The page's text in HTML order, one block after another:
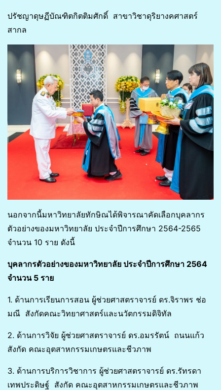
ปรัชญาดุษฏีบัณฑิตกิตติมศักดิ์ สาขาวิชาดุริยางคศาสตร์
สากล
นอกจากนี้มหาวิทยาลัยทักษิณได้พิจารณาคัดเลือกบุคลากร
ตัวอย่างของมหาวิทยาลัย ประจำปีการศึกษา 2564-2565
จำนวน 10 ราย ดังนี้
บุคลากรตัวอย่างของมหาวิทยาลัย ประจำปีการศึกษา 2564
จำนวน 5 ราย
1. ด้านการเรียนการสอน ผู้ช่วยศาสตราจารย์ ดร.จิราพร ช่อ
มณี สังกัดคณะวิทยาศาสตร์และนวัตกรรมดิจิทัล
2. ด้านการวิจัย ผู้ช่วยศาสตราจารย์ ดร.อมรรัตน์ ถนนแก้ว
สังกัด คณะอุตสาหกรรมเกษตรและชีวภาพ
3. ด้านการบริการวิชาการ ผู้ช่วยศาสตราจารย์ ดร.รัทรดา
เทพประดิษฐ์ สังกัด คณะอุตสาหกรรมเกษตรและชีวภาพ